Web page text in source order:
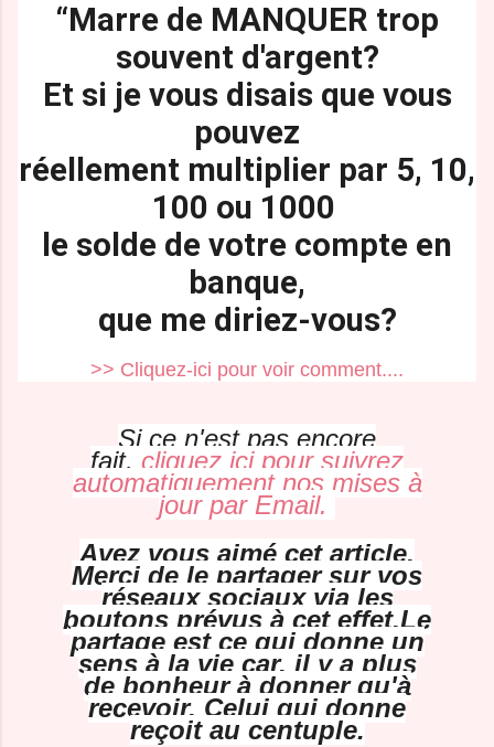
“Marre de MANQUER trop
souvent d'argent?
Et si je vous disais que vous
pouvez
réellement multiplier par 5, 10,
100 ou 1000
le solde de votre compte en
banque,
que me diriez-vous?
>> Cliquez-ici pour voir comment....
Si ce n'est pas encore
fait, cliquez ici pour suivrez
automatiquement nos mises à
jour par Email.
Avez vous aimé cet article,
Merci de le partager sur vos
réseaux sociaux via les
boutons prévus à cet effet.Le
partage est ce qui donne un
sens à la vie car, il y a plus
de bonheur à donner qu'à
recevoir. Celui qui donne
reçoit au centuple.